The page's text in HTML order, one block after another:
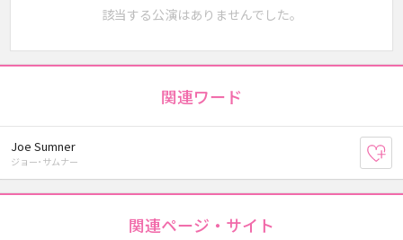
該当する公演はありませんでした。
関連ワード
Joe Sumner
ジョー･サムナー
関連ページ・サイト